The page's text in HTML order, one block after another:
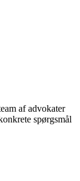
af advokater
spørgsmål